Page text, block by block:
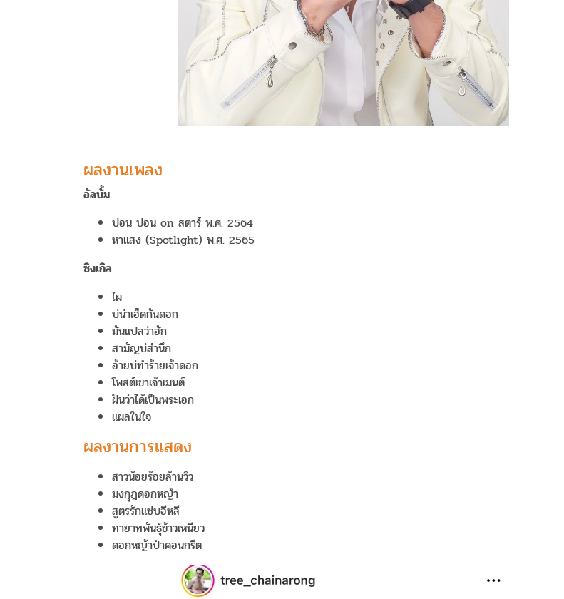
ผลงานเพลง
อัลบั้ม
ปอน ปอน on สตาร์ พ.ศ. 2564
หาแสง (Spotlight) พ.ศ. 2565
ซิงเกิล
ไผ
บ่น่าเฮ็ดกันดอก
มันแปลว่าฮัก
สามัญบ่สำนึก
อ้ายบ่ทำร้ายเจ้าดอก
โพสต์เขาเจ้าเมนต์
ฝันว่าได้เป็นพระเอก
แผลในใจ
ผลงานการแสดง
สาวน้อยร้อยล้านวิว
มงกุฎดอกหญ้า
สูตรรักแซ่บอีหลี
ทายาทพันธุ์ข้าวเหนียว
ดอกหญ้าป่าคอนกรีต